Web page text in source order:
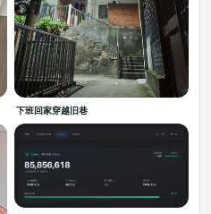
下班回家穿越旧巷